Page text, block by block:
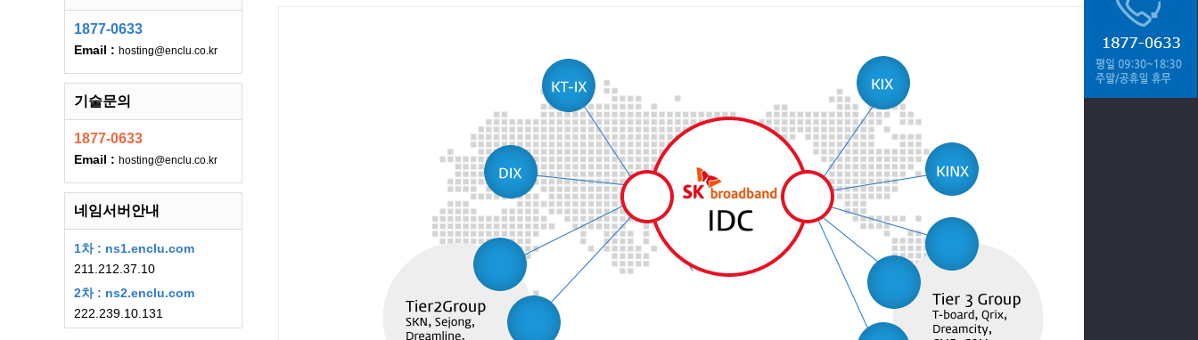
1877-0633
Email : hosting@enclu.co.kr
기술문의
1877-0633
Email : hosting@enclu.co.kr
네임서버안내
1차 : ns1.enclu.com
211.212.37.10
2차 : ns2.enclu.com
222.239.10.131